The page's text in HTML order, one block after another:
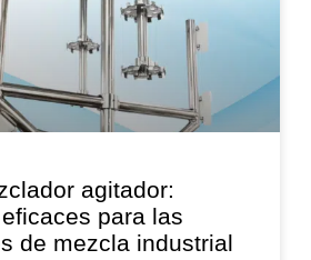
agitador:
para las
de mezcla industrial